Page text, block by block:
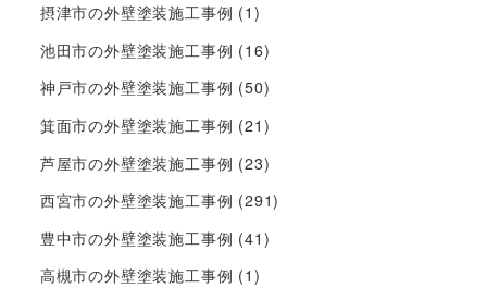
摂津市の外壁塗装施工事例 (1)
池田市の外壁塗装施工事例 (16)
神戸市の外壁塗装施工事例 (50)
箕面市の外壁塗装施工事例 (21)
芦屋市の外壁塗装施工事例 (23)
西宮市の外壁塗装施工事例 (291)
豊中市の外壁塗装施工事例 (41)
高槻市の外壁塗装施工事例 (1)